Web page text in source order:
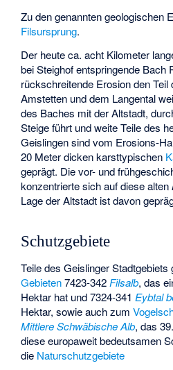
Zu den genannten geologischen
Filsursprung.
Der heute ca. acht Kilometer
bei Steighof entspringende Bach
rückschreitende Erosion den Teil
Amstetten und dem Langental
des Baches mit der Altstadt,
Steige führt und weite Teile des
Geislingen sind vom Erosions-
20 Meter dicken karsttypischen
geprägt. Die vor- und
konzentrierte sich auf diese alten
Lage der Altstadt ist davon
Schutzgebiete
Teile des Geislinger Stadtgebiets
Gebieten7423-342 Filsalb, das
Hektar hat und 7324-341 Eybtal
Hektar, sowie auch zum
Mittlere Schwäbische Alb, das
diese europaweit bedeutsamen
die Naturschutzgebiete